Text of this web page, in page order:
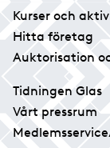
Kurser och
Hitta företag
Auktorisation
Tidningen Glas
Vårt pressrum